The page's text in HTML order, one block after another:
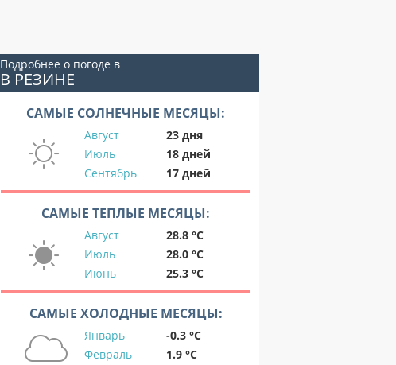
Подробнее о погоде в
В РЕЗИНЕ
САМЫЕ СОЛНЕЧНЫЕ МЕСЯЦЫ:
Август
23 дня
Июль
18 дней
Сентябрь
17 дней
САМЫЕ ТЕПЛЫЕ МЕСЯЦЫ:
Август
28.8 °C
Июль
28.0 °C
Июнь
25.3 °C
САМЫЕ ХОЛОДНЫЕ МЕСЯЦЫ:
Январь
-0.3 °C
Февраль
1.9 °C